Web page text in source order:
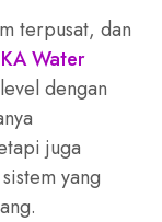
terpusat, dan
Water
dengan
juga
yang